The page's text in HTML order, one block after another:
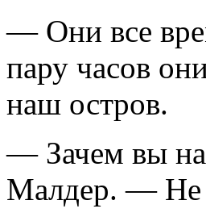
— Они все
пару часов
наш остров.
— Зачем вы
Малдер. — Не